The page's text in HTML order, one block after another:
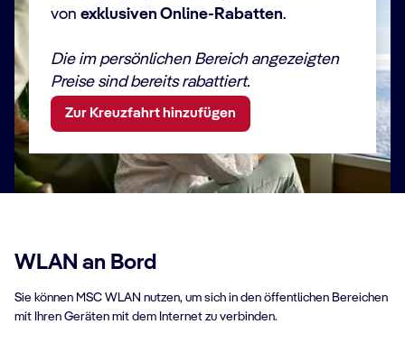
sozialen Medien posten
X
hinzufügen hinzufügen
von exklusiven Online-Rabatten.
Die im persönlichen Bereich angezeigten
Preise sind bereits rabattiert.
Zur Kreuzfahrt hinzufügen
WLAN an Bord
Sie können MSC WLAN nutzen, um sich in den öffentlichen Bereichen
mit Ihren Geräten mit dem Internet zu verbinden.